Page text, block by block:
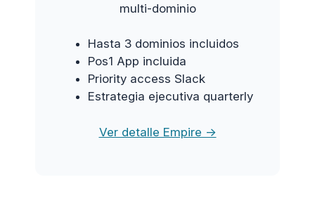
multi-dominio
Hasta 3 dominios incluidos
Pos1 App incluida
Priority access Slack
Estrategia ejecutiva quarterly
Ver detalle Empire →